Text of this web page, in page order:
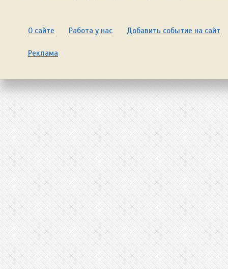
О сайте Работа у нас Добавить событие на сайт
Реклама